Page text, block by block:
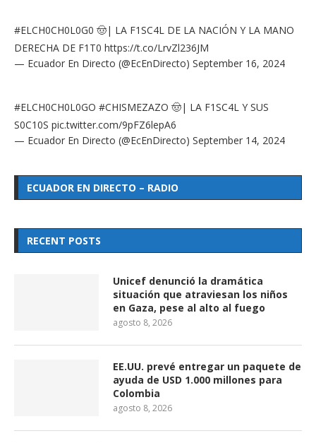
#ELCH0CH0L0G0 🤠| LA F1SC4L DE LA NACIÓN Y LA MANO
DERECHA DE F1T0 https://t.co/LrvZl236JM
— Ecuador En Directo (@EcEnDirecto) September 16, 2024
#ELCH0CH0L0GO #CHISMEZAZO 🤠| LA F1SC4L Y SUS
S0C10S pic.twitter.com/9pFZ6lepA6
— Ecuador En Directo (@EcEnDirecto) September 14, 2024
ECUADOR EN DIRECTO – RADIO
RECENT POSTS
Unicef denunció la dramática
situación que atraviesan los niños
en Gaza, pese al alto al fuego
agosto 8, 2026
EE.UU. prevé entregar un paquete de
ayuda de USD 1.000 millones para
Colombia
agosto 8, 2026